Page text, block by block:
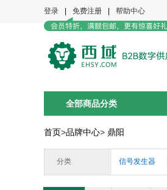
登录 免费注册 帮助中心
全部商品分类
首页>品牌中心> 鼎阳
分类 信号发生器